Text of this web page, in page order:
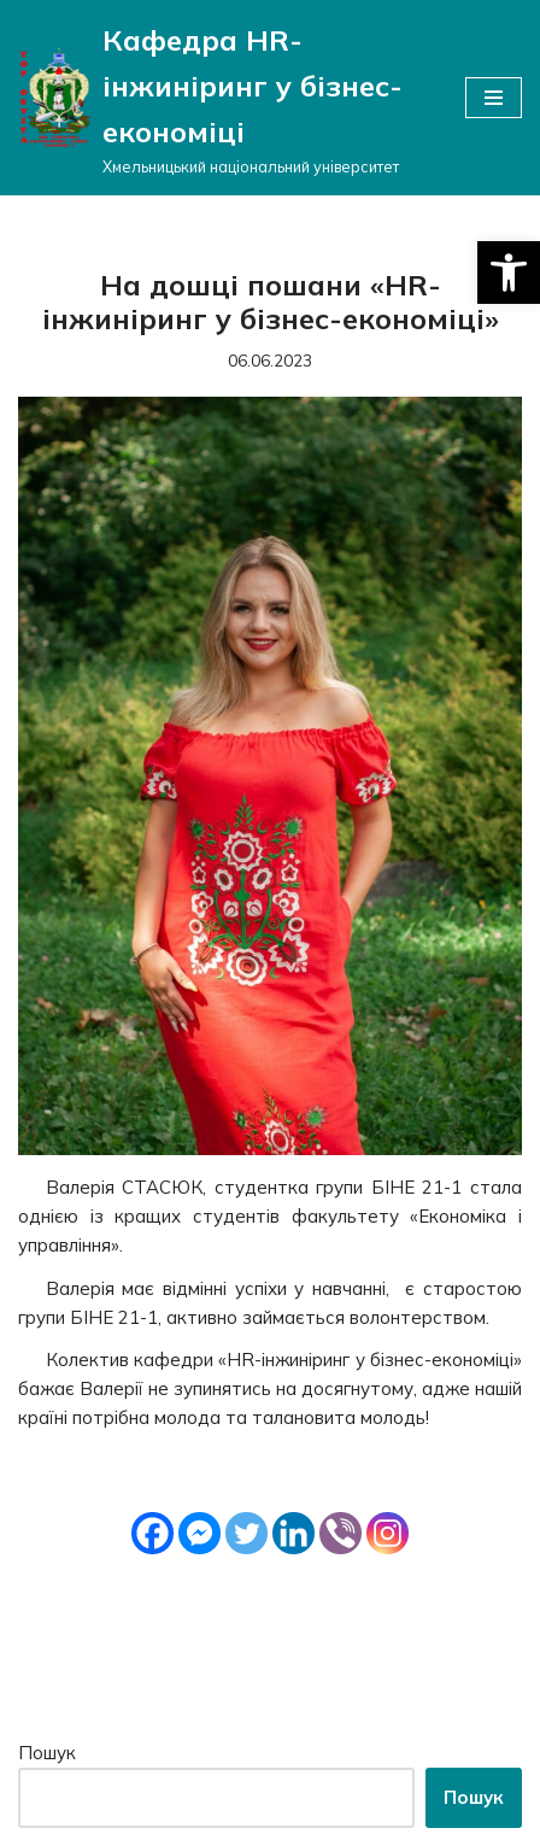
Перейти
до
вмісту
Кафедра HR-
інжиніринг у бізнес-
економіці
Хмельницький національний університет
На дошці пошани «HR-
інжиніринг у бізнес-економіці»
06.06.2023
Валерія СТАСЮК, студентка групи БІНЕ 21-1 стала
однією із кращих студентів факультету «Економіка і
управління».
Валерія має відмінні успіхи у навчанні, є старостою
групи БІНЕ 21-1, активно займається волонтерством.
Колектив кафедри «HR-інжиніринг у бізнес-економіці»
бажає Валерії не зупинятись на досягнутому, адже нашій
країні потрібна молода та талановита молодь!
Пошук
Пошук